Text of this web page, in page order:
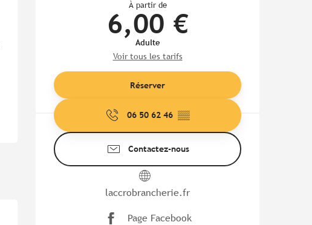
À partir de
6,00 €
Adulte
Voir tous les tarifs
Réserver
06 50 62 46 ▒▒
Contactez-nous
laccrobrancherie.fr
Page Facebook